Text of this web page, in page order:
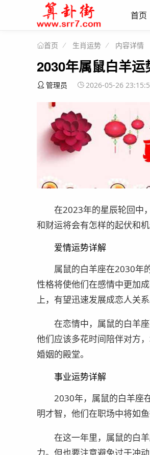
首页
首页 生肖运势 内容详情
2030年属鼠白羊
管理员 2026-05-26
在2023年的星辰轮回中
和财运将会有怎样的起伏和
爱情运势详解
属鼠的白羊座在2030年
性格将使他们在感情中更加
上，有望迅速发展成恋人关系
在恋情中，属鼠的白羊
他们应该多花时间陪伴对方
婚姻的殿堂。
事业运势详解
2030年，属鼠的白羊座
明才智，他们在职场中将如
在这一年里，属鼠的白